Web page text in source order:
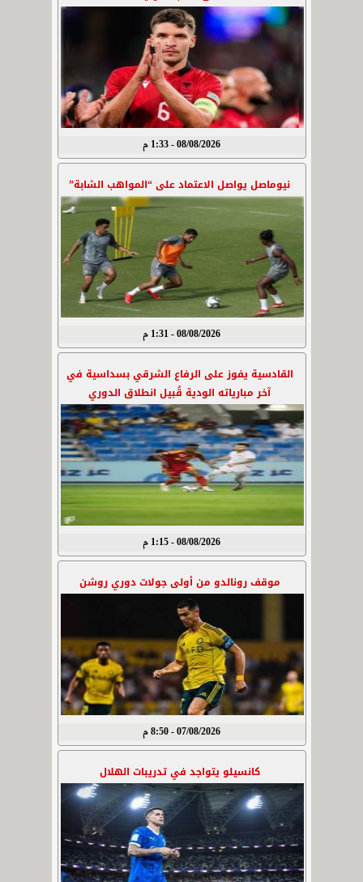
08/08/2026 - 1:33 م
نيوماصل يواصل الاعتماد على “المواهب الشابة”
08/08/2026 - 1:31 م
القادسية يفوز على الرفاع الشرقي بسداسية في
آخر مبارياته الودية قُبيل انطلاق الدوري
08/08/2026 - 1:15 م
موقف رونالدو من أولى جولات دوري روشن
07/08/2026 - 8:50 م
كانسيلو يتواجد في تدريبات الهلال